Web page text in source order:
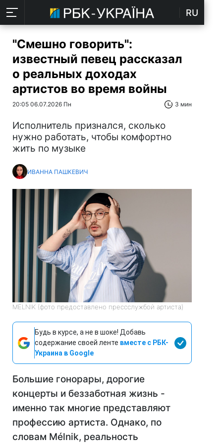
RU
"Смешно говорить":
известный певец рассказал
о реальных доходах
артистов во время войны
20:05 06.07.2026 Пн 3 мин
Исполнитель признался, сколько
нужно работать, чтобы комфортно
жить по музыке
ИВАННА ПАШКЕВИЧ
MELNIK (фото предоставлено прессслужбой артиста)
Будь в курсе, а не в шоке! Добавь
содержание своей ленте вместе с РБК-
Украина в Google
Большие гонорары, дорогие
концерты и беззаботная жизнь -
именно так многие представляют
профессию артиста. Однако, по
словам Mélnik, реальность